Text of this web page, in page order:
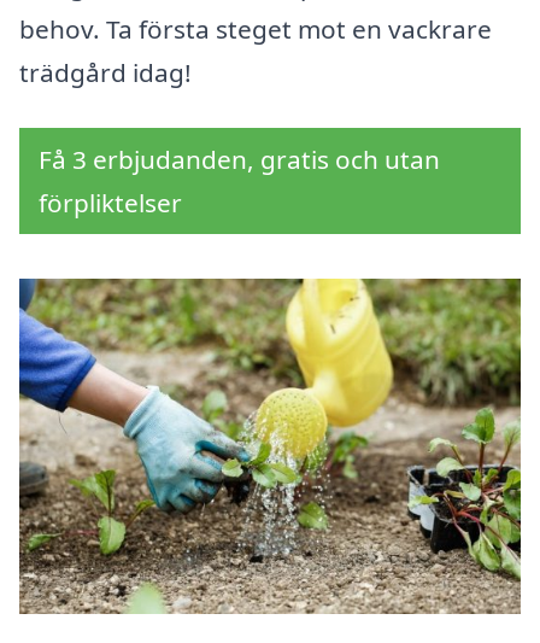
behov. Ta första steget mot en vackrare
trädgård idag!
Få 3 erbjudanden, gratis och utan
förpliktelser